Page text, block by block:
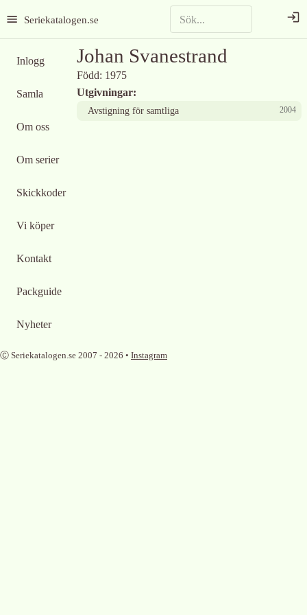
Seriekatalogen.se
Inlogg
Samla
Om oss
Om serier
Skickkoder
Vi köper
Kontakt
Packguide
Nyheter
Johan Svanestrand
Född: 1975
Utgivningar:
Avstigning för samtliga 2004
Ⓒ Seriekatalogen.se 2007 - 2026 • Instagram